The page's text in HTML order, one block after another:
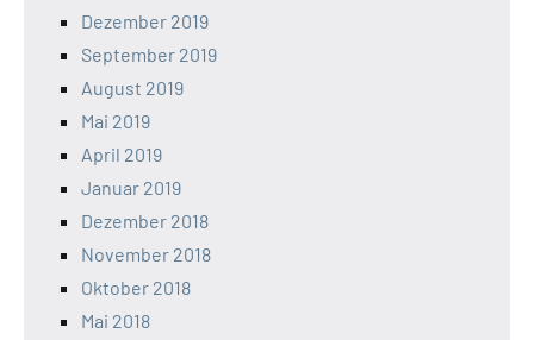
Dezember 2019
September 2019
August 2019
Mai 2019
April 2019
Januar 2019
Dezember 2018
November 2018
Oktober 2018
Mai 2018